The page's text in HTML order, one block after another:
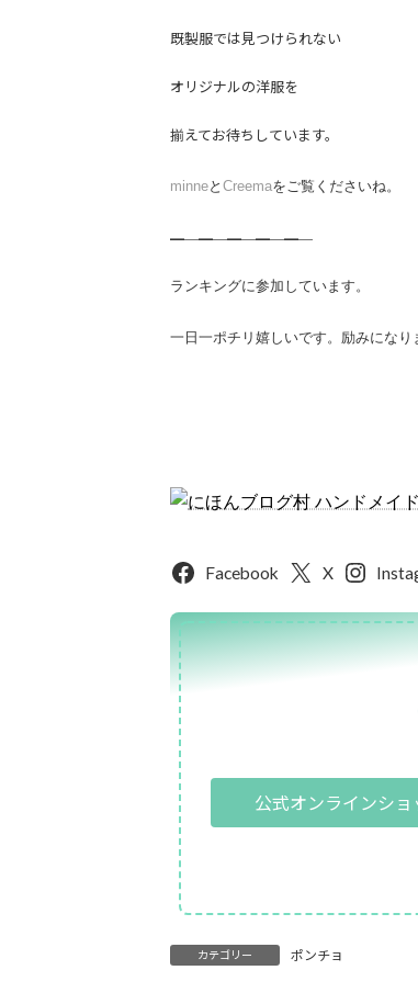
既製服では見つけられない
オリジナルの洋服を
揃えてお待ちしています。
minneとCreemaをご覧くださいね。
━─━─━─━─━─
ランキングに参加しています。
一日一ポチリ嬉しいです。励みになり
Facebook X
公式オンラインショ
カテゴリー ポンチョ